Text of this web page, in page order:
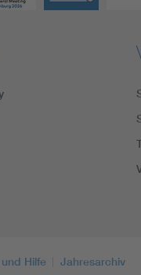
Hilfe Jahresarchiv